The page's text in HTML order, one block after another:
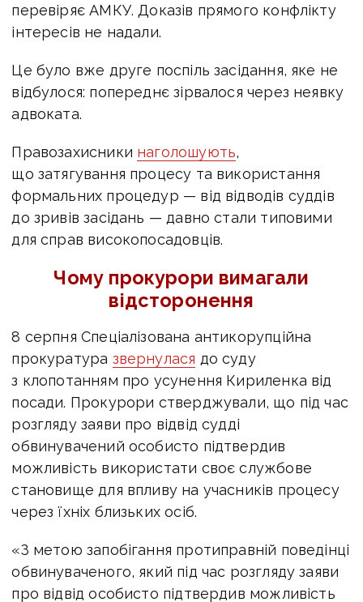
перевіряє АМКУ. Доказів прямого конфлікту
інтересів не надали.
Це було вже друге поспіль засідання, яке не
відбулося: попереднє зірвалося через неявку
адвоката.
Правозахисники наголошують,
що затягування процесу та використання
формальних процедур — від відводів суддів
до зривів засідань — давно стали типовими
для справ високопосадовців.
Чому прокурори вимагали
відсторонення
8 серпня Спеціалізована антикорупційна
прокуратура звернулася до суду
з клопотанням про усунення Кириленка від
посади. Прокурори стверджували, що під час
розгляду заяви про відвід судді
обвинувачений особисто підтвердив
можливість використати своє службове
становище для впливу на учасників процесу
через їхніх близьких осіб.
«З метою запобігання протиправній поведінці
обвинуваченого, який під час розгляду заяви
про відвід особисто підтвердив можливість